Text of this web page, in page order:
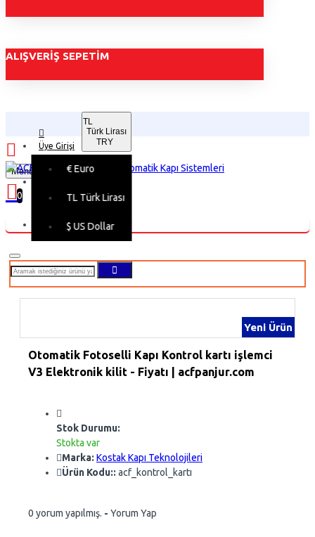
ALIŞVERIŞ SEPETIM
Üye Girişi
TL
Türk Lirası
TRY
€Euro
TL Türk Lirası
$ US Dollar
Menu
0
Alışveriş sepetiniz boş!
Yeni Ürün
Otomatik Fotoselli Kapı Kontrol kartı işlemci
V3 Elektronik kilit - Fiyatı | acfpanjur.com
Stok Durumu:
Stokta var
Marka: Kostak Kapı Teknolojileri
Ürün Kodu:: acf_kontrol_kartı
0 yorum yapılmış. - Yorum Yap